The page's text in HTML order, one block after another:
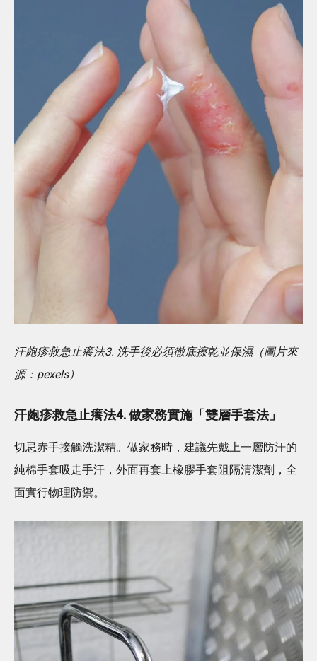
汗皰疹救急止癢法3. 洗手後必須徹底擦乾並保濕（圖片來
源：pexels）
汗皰疹救急止癢法4. 做家務實施「雙層手套法」
切忌赤手接觸洗潔精。做家務時，建議先戴上一層防汗的
純棉手套吸走手汗，外面再套上橡膠手套阻隔清潔劑，全
面實行物理防禦。